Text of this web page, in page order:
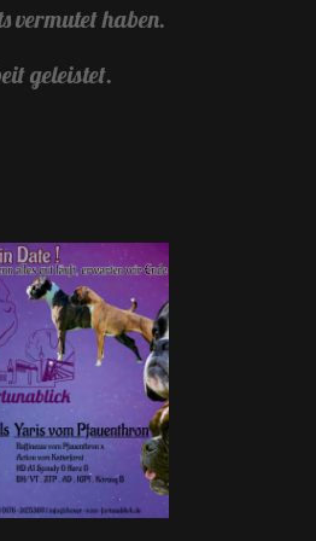
vermutet haben.
geleistet.